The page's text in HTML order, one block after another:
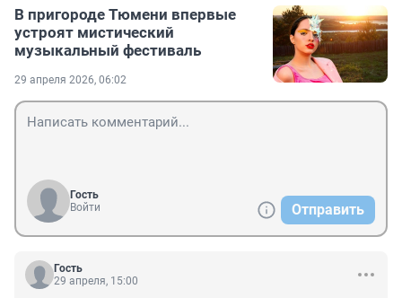
В пригороде Тюмени впервые
устроят мистический
музыкальный фестиваль
29 апреля 2026, 06:02
Гость
Войти
Отправить
Гость
29 апреля, 15:00